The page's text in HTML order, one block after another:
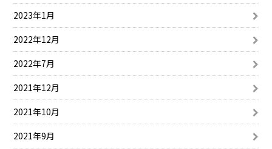
2023年1月
2022年12月
2022年7月
2021年12月
2021年10月
2021年9月